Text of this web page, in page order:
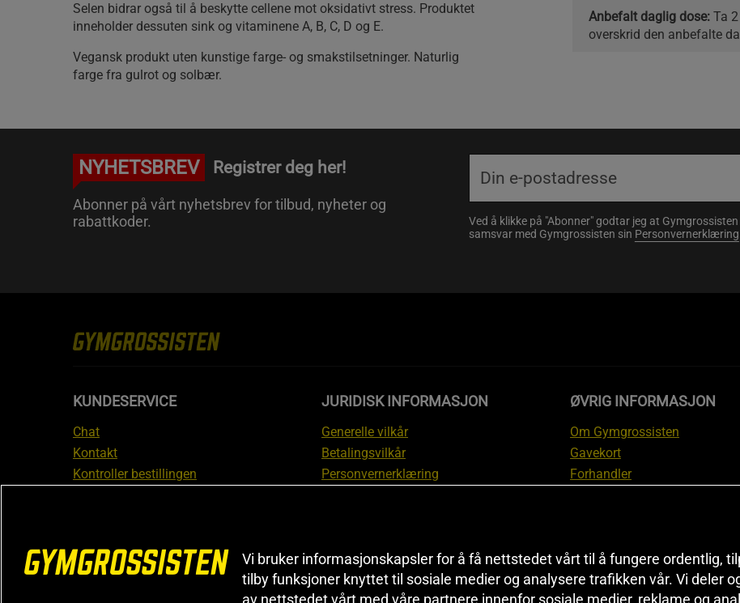
Selen bidrar også til å beskytte cellene mot oksidativt stress. Produktet
inneholder dessuten sink og vitaminene A, B, C, D og E.
Vegansk produkt uten kunstige farge- og smakstilsetninger. Naturlig
farge fra gulrot og solbær.
Anbefalt daglig dose: Ta
overskrid den anbefalte
NYHETSBREV Registrer deg her!
Abonner på vårt nyhetsbrev for tilbud, nyheter og
rabattkoder.
Ved å klikke på "Abonner" godtar jeg at
samsvar med Gymgrossisten sin Personvernerklæring
KUNDESERVICE
Chat
Kontakt
Kontroller bestillingen
JURIDISK INFORMASJON
Generelle vilkår
Betalingsvilkår
Personvernerklæring
Informasjon om angrerett og
reklamasjon
ØVRIG INFORMASJON
Om Gymgrossisten
Gavekort
Forhandler
Sitemap
Black Friday
Vi bruker informasjonskapsler for å få nettstedet vårt til å fungere ordentlig,
tilby funksjoner knyttet til sosiale medier og analysere trafikken vår. Vi deler
av nettstedet vårt med våre partnere innenfor sosiale medier, reklame og